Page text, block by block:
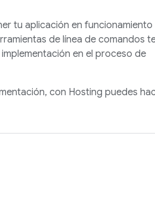
tu aplicación en funcionamiento
de línea de comandos
en el proceso de
con Hosting puedes